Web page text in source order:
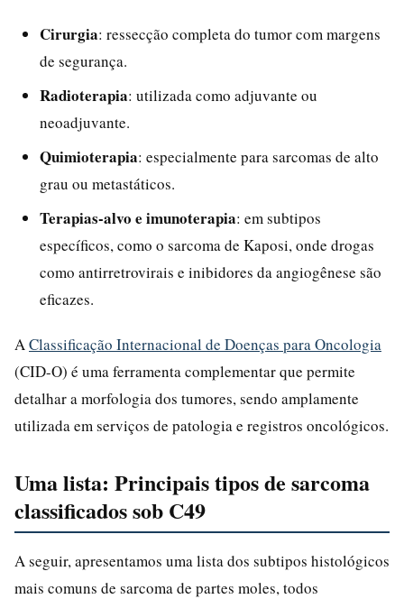
Cirurgia: ressecção completa do tumor com margens
de segurança.
Radioterapia: utilizada como adjuvante ou
neoadjuvante.
Quimioterapia: especialmente para sarcomas de alto
grau ou metastáticos.
Terapias-alvo e imunoterapia: em subtipos
específicos, como o sarcoma de Kaposi, onde drogas
como antirretrovirais e inibidores da angiogênese são
eficazes.
A Classificação Internacional de Doenças para Oncologia
(CID-O) é uma ferramenta complementar que permite
detalhar a morfologia dos tumores, sendo amplamente
utilizada em serviços de patologia e registros oncológicos.
Uma lista: Principais tipos de sarcoma
classificados sob C49
A seguir, apresentamos uma lista dos subtipos histológicos
mais comuns de sarcoma de partes moles, todos